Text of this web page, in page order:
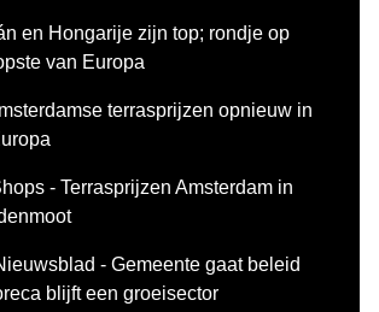
en Hongarije zijn top; rondje op
van Europa
terrasprijzen opnieuw in
- Terrasprijzen Amsterdam in
- Gemeente gaat beleid
blijft een groeisector